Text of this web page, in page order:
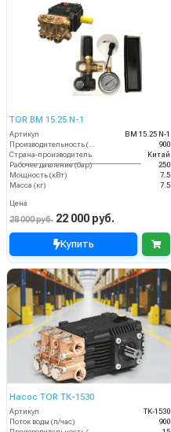
TOR BM 15.25 N-1
Артикул
BM 15.25 N-1
900
Страна-производитель
Китай
Рабочее давление (бар)
250
Мощность (кВт)
7.5
Масса (кг)
7.5
Цена
28 000 руб. 22 000 руб.
Купить
Насос TOR TK-1530
Артикул
TK-1530
Поток воды (л/час)
900